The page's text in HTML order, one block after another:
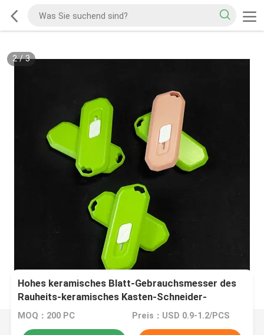
2/3
Hohes keramisches Blatt-Gebrauchsmesser des
Rauheits-keramisches Kasten-Schneider-
5.9g/Cm3
MOQ：200 PC Preis：USD 0.9-1.2/PCS